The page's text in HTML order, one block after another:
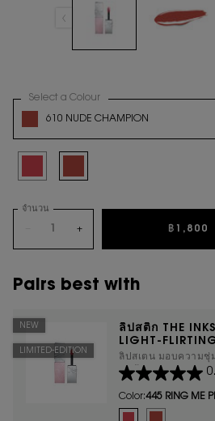
610 NUDE CHAMPION
Select a Colour for ลิปสติก THE INKS
จำนวน
+ ฿1,800
Pairs best with
ลิปสติก THE
LIGHT-
ลิปสเตน มอบความชุ่
ชุ่มชื้นให้ริมฝีปากตล
NEW
LIMITED-EDITION
Color:445 RING ME
Select a colour